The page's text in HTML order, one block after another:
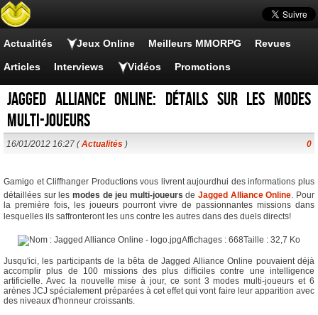
Actualités Jeux Online Meilleurs MMORPG Revues
Articles Interviews Vidéos Promotions
Jagged Alliance Online: Détails sur les modes
multi-joueurs
16/01/2012 16:27 (Actualités ) 0
Gamigo et Cliffhanger Productions vous livrent aujourdhui des informations plus
détaillées sur les modes de jeu multi-joueurs deJagged Alliance Online. Pour
la première fois, les joueurs pourront vivre de passionnantes missions dans
lesquelles ils saffronteront les uns contre les autres dans des duels directs!
Jusqu'ici, les participants de la bêta de Jagged Alliance Online pouvaient déjà
accomplir plus de 100 missions des plus difficiles contre une intelligence
artificielle. Avec la nouvelle mise à jour, ce sont 3 modes multi-joueurs et 6
arènes JCJ spécialement préparées à cet effet qui vont faire leur apparition avec
des niveaux d'honneur croissants.